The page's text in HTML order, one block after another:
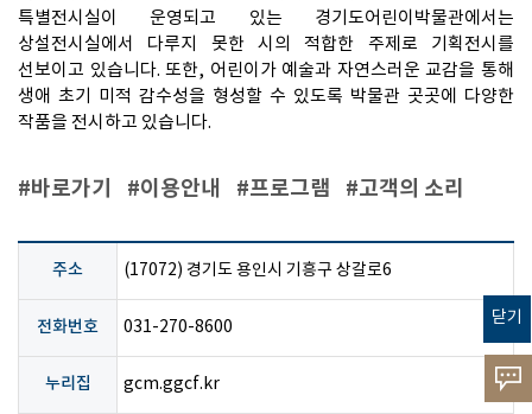
닫기
고객의
특별전시실이 운영되고 있는 경기도어린이박물관에서는
상설전시실에서 다루지 못한 시의 적합한 주제로 기획전시를
선보이고 있습니다. 또한, 어린이가 예술과 자연스러운 교감을 통해
생애 초기 미적 감수성을 형성할 수 있도록 박물관 곳곳에 다양한
작품을 전시하고 있습니다.
#바로가기 #이용안내 #프로그램 #고객의 소리
주소 (17072) 경기도 용인시 기흥구 상갈로6
전화번호 031-270-8600
누리집 gcm.ggcf.kr